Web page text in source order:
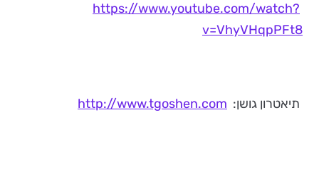
https://www.youtube.com/watch?
v=VhyVHqpPFt8
תיאטרון גושן: http://www.tgoshen.com